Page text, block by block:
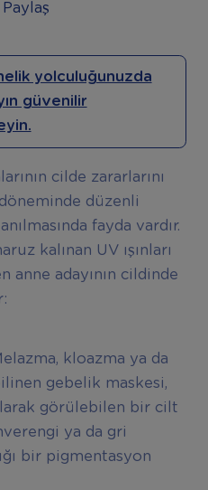
Paylaş
yolculuğunuzda
güvenilir
cilde zararlarını
düzenli
fayda vardır.
kalınan UV ışınları
anne adayının cildinde
kloazma ya da
gebelik maskesi,
görülebilen bir cilt
ya da gri
bir pigmentasyon